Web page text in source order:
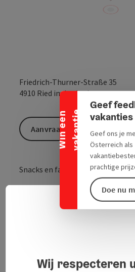
W
i
n
e
e
n
v
a
k
a
n
t
ie
Banner inklappen
Geef
vakanties
Geef ons je
Österreich als
prachtige
Doe nu
Friedrich-Thurner-Straße 35
4910 Ried im Innkreis
Snacks en fastfood
Openingstijden
Aanvraag versturen
Wij respecteren